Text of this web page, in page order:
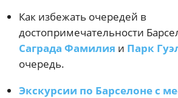
Как избежать очередей в
достопримечательности
Саграда Фамилия и Парк
очередь.
Экскурсии по Барселоне с